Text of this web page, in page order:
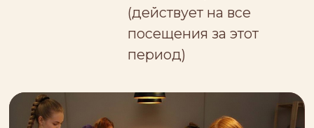
Особые индивидуальные условия
для руководителей сборных групп